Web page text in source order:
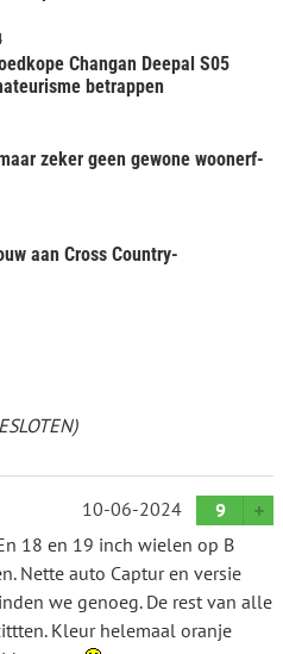
Changan Deepal S05
betrappen
zeker geen gewone woonerf-
aan Cross Country-
10-06-2024
9
18 en 19 inch wielen op B
Nette auto Captur en versie
we genoeg. De rest van alle
Kleur helemaal oranje